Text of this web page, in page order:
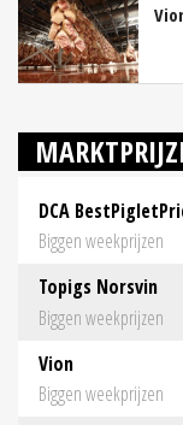
DCA
Biggen weekprijzen
Topigs Norsvin
Biggen weekprijzen
Vion
Biggen weekprijzen